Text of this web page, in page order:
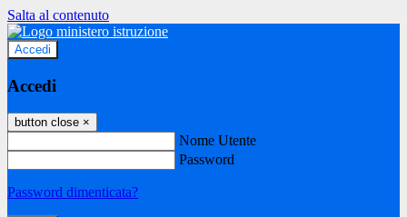
Salta al contenuto
Accedi
Accedi
button close ×
Nome Utente
Password
Password dimenticata?